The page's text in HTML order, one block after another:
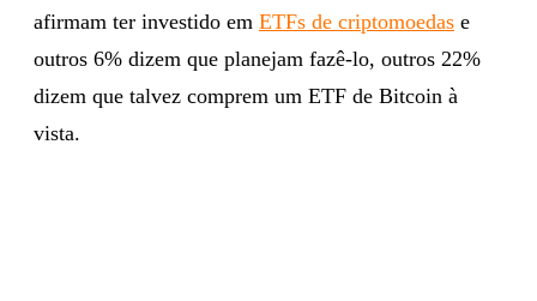
afirmam ter investido em ETFs de criptomoedas e
outros 6% dizem que planejam fazê-lo, outros 22%
dizem que talvez comprem um ETF de Bitcoin à
vista.